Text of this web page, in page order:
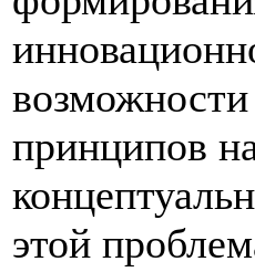
принципов
этой